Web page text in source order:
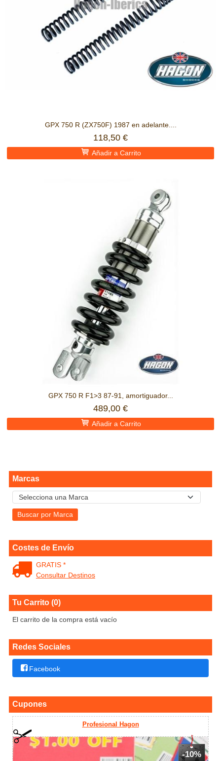
Marcas
Costes de Envío
GRATIS *
Consultar Destinos
Tu Carrito (0)
El carrito de la compra está vacío
Redes Sociales
Facebook
Cupones
Profesional Hagon
-10%
GPX 750 R (ZX750F) 1987 en adelante....
118,50 €
Añadir a Carrito
GPX 750 R F1>3 87-91, amortiguador...
489,00 €
Añadir a Carrito